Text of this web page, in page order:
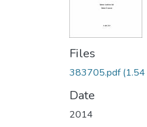
Files
383705.pdf
Date
2014